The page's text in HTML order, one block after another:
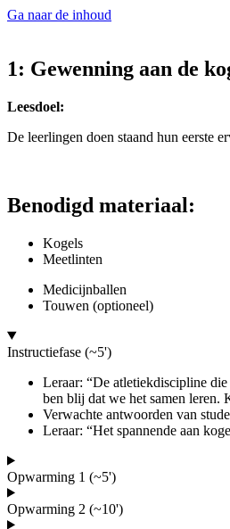
Ga naar de inhoud
1: Gewenning aan de
Leesdoel:
De leerlingen doen staand hun eerste
Benodigd materiaal:
Kogels
Meetlinten
Medicijnballen
Touwen (optioneel)
Instructiefase (~5')
Leraar: “De atletiekdiscipline
ben blij dat we het samen leren.
Verwachte antwoorden van
Leraar: “Het spannende aan
Opwarming 1 (~5')
Opwarming 2 (~10')